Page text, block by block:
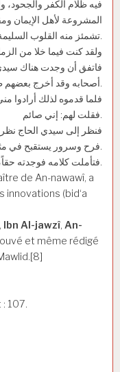
فيه ظلام الكفر والجحود،
المشروعة لأهل الإيمان
تشمئز منه القلوب السليمة وتدفعه الآراء المستقيمة.
ولقد كنت فيما خلا من
فاتفق أن وجدت هناك
أصحابه وقد أخرج بعضهم طعاماً مختلفاً ليأكلوه هنالك.
فلما قدموه لذلك أرادوا
فقلت لهم: إني صائم.
فنظر إلى سيدي الحاج
فرح وسرور يستقبح في مثله الصيام بمنزلة العيد.
فتأملت كلامه فوجدته حقاً، وكأنني كنت نائماً فأيقظني. انتهى بلفظه.
de An-nawawî, a
innovations (bid‘a
, Ibn Al-jawzî, An-
et même rédigé
107.